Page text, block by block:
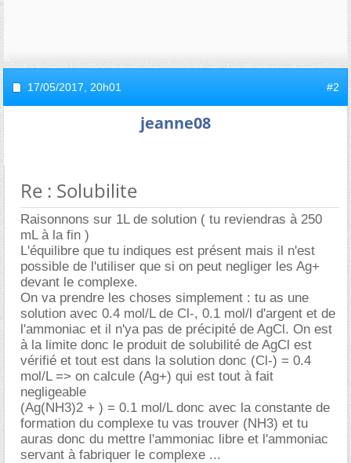
17/05/2017, 20h01 #2
jeanne08
Re : Solubilite
Raisonnons sur 1L de solution ( tu reviendras à 250
mL à la fin )
L'équilibre que tu indiques est présent mais il n'est
possible de l'utiliser que si on peut negliger les Ag+
devant le complexe.
On va prendre les choses simplement : tu as une
solution avec 0.4 mol/L de Cl-, 0.1 mol/l d'argent et de
l'ammoniac et il n'ya pas de précipité de AgCl. On est
à la limite donc le produit de solubilité de AgCl est
vérifié et tout est dans la solution donc (Cl-) = 0.4
mol/L => on calcule (Ag+) qui est tout à fait
negligeable
(Ag(NH3)2 + ) = 0.1 mol/L donc avec la constante de
formation du complexe tu vas trouver (NH3) et tu
auras donc du mettre l'ammoniac libre et l'ammoniac
servant à fabriquer le complexe ...